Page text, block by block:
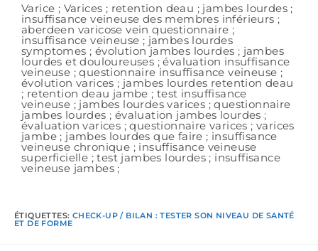
Varice ; Varices ; retention deau ; jambes lourdes ;
insuffisance veineuse des membres inférieurs ;
aberdeen varicose vein questionnaire ;
insuffisance veineuse ; jambes lourdes
symptomes ; évolution jambes lourdes ; jambes
lourdes et douloureuses ; évaluation insuffisance
veineuse ; questionnaire insuffisance veineuse ;
évolution varices ; jambes lourdes retention deau
; retention deau jambe ; test insuffisance
veineuse ; jambes lourdes varices ; questionnaire
jambes lourdes ; évaluation jambes lourdes ;
évaluation varices ; questionnaire varices ; varices
jambe ; jambes lourdes que faire ; insuffisance
veineuse chronique ; insuffisance veineuse
superficielle ; test jambes lourdes ; insuffisance
veineuse jambes ;
ÉTIQUETTES: CHECK-UP / BILAN : TESTER SON NIVEAU DE SANTÉ
ET DE FORME